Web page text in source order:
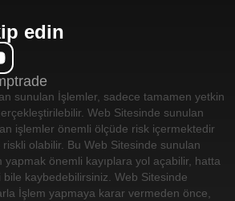
edin
sunulan İşlemler, sadece tamamen yetkin
Web Sitesinde sunulan
işlemler önemli ölçüde risk içermektedir
riskli olabilir. Bu Web Sitesinde sunulan
önemli kayıplara yol açabilir, hatta
bile kaybedebilirsiniz. Web Sitesinde
İşlem yapmaya karar vermeden önce,